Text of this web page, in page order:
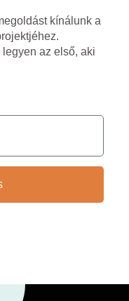
kínálunk a
legyen az első, aki